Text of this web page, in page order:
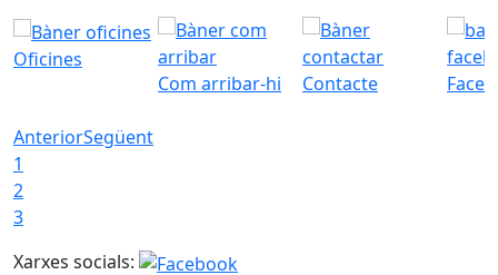
Oficines
Com arribar-hi
Contacte
AnteriorSegüent
1
2
3
Xarxes socials: